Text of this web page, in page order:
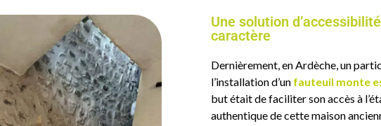
Une solution
caractère
Dernièrement, en Ardèche, un
l’installation d’un fauteuil monte
but était de faciliter son accès à
authentique de cette maison